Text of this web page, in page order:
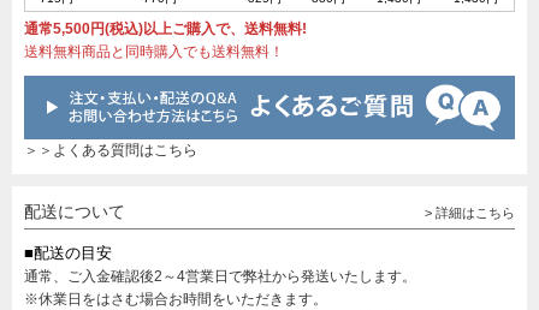
通常5,500円(税込)以上ご購入で、送料無料!
送料無料商品と同時購入でも送料無料！
＞＞よくある質問はこちら
配送について > 詳細はこちら
■配送の目安
通常、ご入金確認後2～4営業日で弊社から発送いたします。
※休業日をはさむ場合お時間をいただきます。